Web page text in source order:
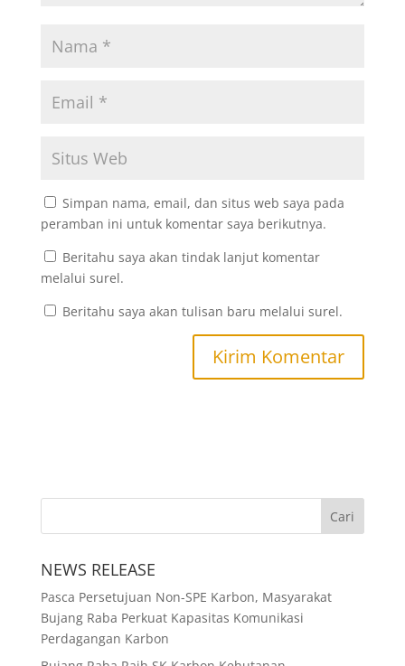
Simpan nama, email, dan situs web saya pada
peramban ini untuk komentar saya berikutnya.
Beritahu saya akan tindak lanjut komentar
melalui surel.
Beritahu saya akan tulisan baru melalui surel.
NEWS RELEASE
Pasca Persetujuan Non-SPE Karbon, Masyarakat
Bujang Raba Perkuat Kapasitas Komunikasi
Perdagangan Karbon